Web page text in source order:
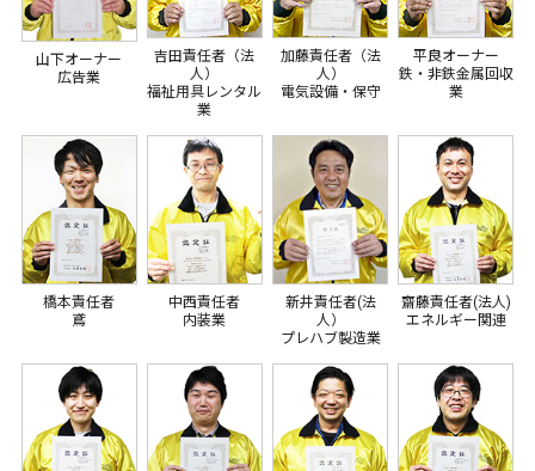
山下オーナー
広告業
吉田責任者（法
人）
福祉用具レンタル
業
加藤責任者（法
人）
電気設備・保守
平良オーナー
鉄・非鉄金属回収
業
橋本責任者
鳶
中西責任者
内装業
新井責任者(法
人）
プレハブ製造業
齋藤責任者(法人)
エネルギー関連